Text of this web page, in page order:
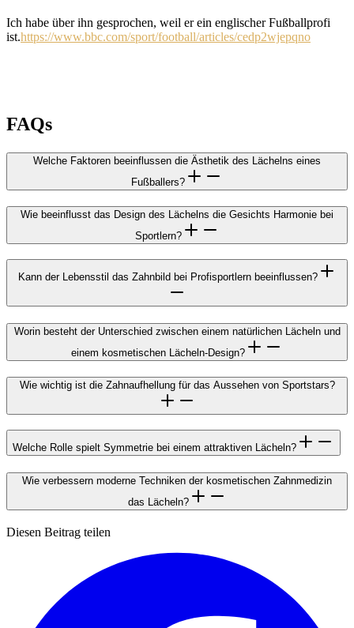
Ich habe über ihn gesprochen, weil er ein englischer Fußballprofi
ist.https://www.bbc.com/sport/football/articles/cedp2wjepqno
FAQs
Welche Faktoren beeinflussen die Ästhetik des Lächelns eines
Fußballers?
Wie beeinflusst das Design des Lächelns die Gesichts Harmonie bei
Sportlern?
Kann der Lebensstil das Zahnbild bei Profisportlern beeinflussen?
Worin besteht der Unterschied zwischen einem natürlichen Lächeln und
einem kosmetischen Lächeln-Design?
Wie wichtig ist die Zahnaufhellung für das Aussehen von Sportstars?
Welche Rolle spielt Symmetrie bei einem attraktiven Lächeln?
Wie verbessern moderne Techniken der kosmetischen Zahnmedizin
das Lächeln?
Diesen Beitrag teilen